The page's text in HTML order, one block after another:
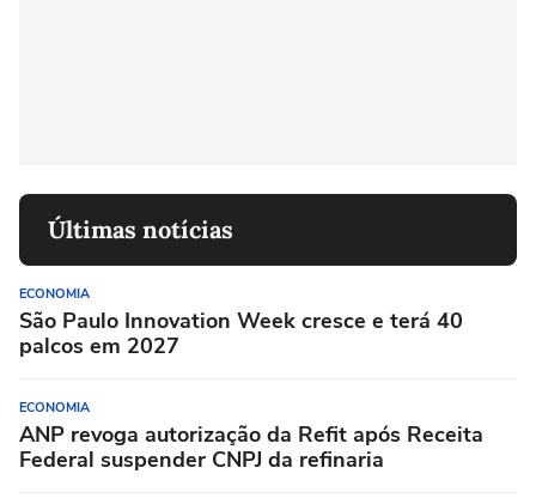
Últimas notícias
ECONOMIA
São Paulo Innovation Week cresce e terá 40
palcos em 2027
ECONOMIA
ANP revoga autorização da Refit após Receita
Federal suspender CNPJ da refinaria